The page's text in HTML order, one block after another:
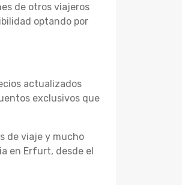
de otros viajeros
optando por
actualizados
exclusivos que
de viaje y mucho
en Erfurt, desde el